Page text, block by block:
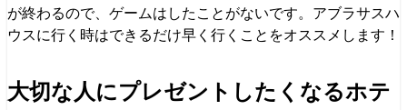
が終わるので、ゲームはしたことがないです。アブラサスハ
ウスに行く時はできるだけ早く行くことをオススメします！
大切な人にプレゼントしたくなるホテ